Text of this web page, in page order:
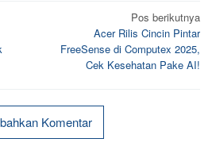
Pos berikutnya
Acer Rilis Cincin Pintar
FreeSense di Computex 2025,
Cek Kesehatan Pake AI!
Komentar